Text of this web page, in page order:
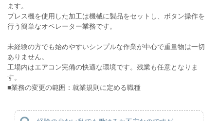
ます。
プレス機を使用した加工は機械に製品をセットし、ボタン操作を
行う簡単なオペレーター業務です。
未経験の方でも始めやすいシンプルな作業が中心で重量物は一切
ありません。
工場内はエアコン完備の快適な環境です。残業も任意となりま
す。
■業務の変更の範囲：就業規則に定める職種